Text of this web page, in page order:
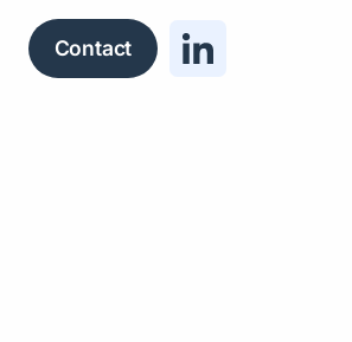
Contact